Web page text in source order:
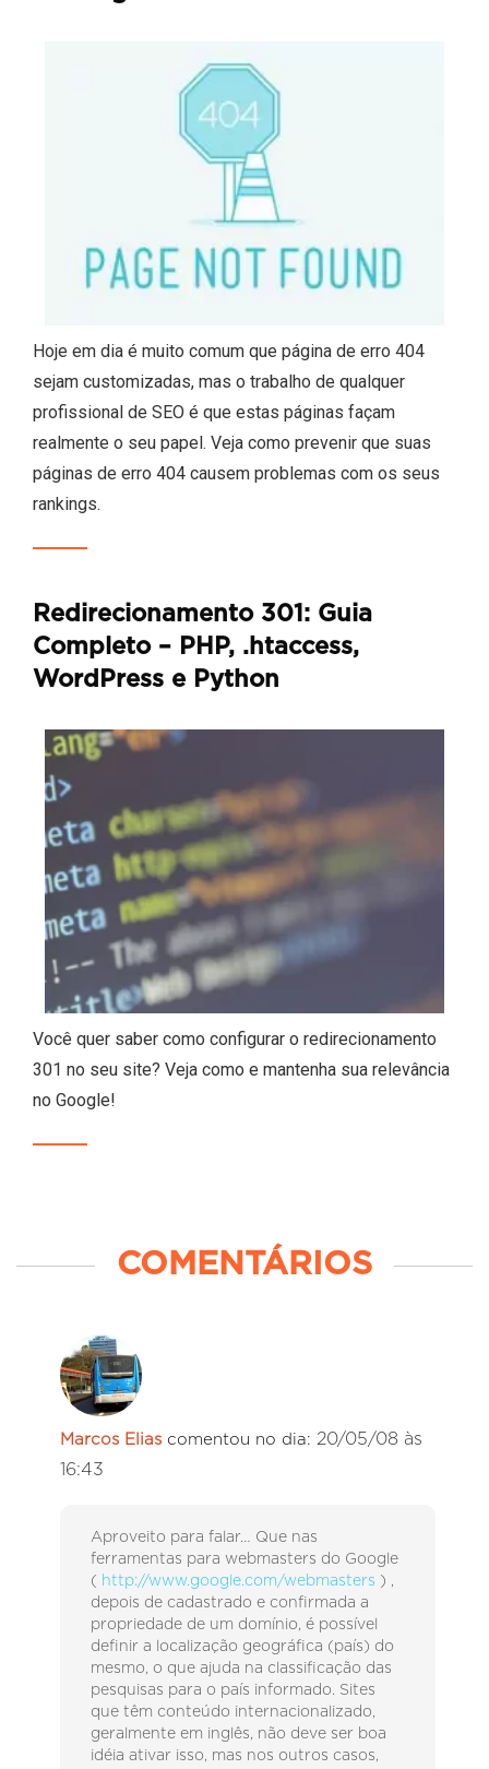
Hoje em dia é muito comum que página de erro 404
sejam customizadas, mas o trabalho de qualquer
profissional de SEO é que estas páginas façam
realmente o seu papel. Veja como prevenir que suas
páginas de erro 404 causem problemas com os seus
rankings.
Redirecionamento 301: Guia
Completo – PHP, .htaccess,
WordPress e Python
Você quer saber como configurar o redirecionamento
301 no seu site? Veja como e mantenha sua relevância
no Google!
COMENTÁRIOS
Marcos Elias comentou no dia: 20/05/08 às
16:43
Aproveito para falar… Que nas
ferramentas para webmasters do Google
( http://www.google.com/webmasters ) ,
depois de cadastrado e confirmada a
propriedade de um domínio, é possível
definir a localização geográfica (país) do
mesmo, o que ajuda na classificação das
pesquisas para o país informado. Sites
que têm conteúdo internacionalizado,
geralmente em inglês, não deve ser boa
idéia ativar isso, mas nos outros casos,